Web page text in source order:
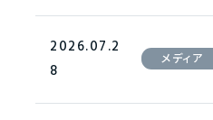
2026.07.2
8
メディア